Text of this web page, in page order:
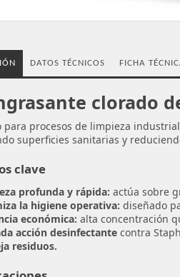
DATOS TÉCNICOS FICHA
clorado
para procesos de limpieza
superficies sanitarias y
clave
profunda y rápida: actúa sobre
la higiene operativa: diseñado
económica: alta concentración
acción desinfectante contra
residuos.